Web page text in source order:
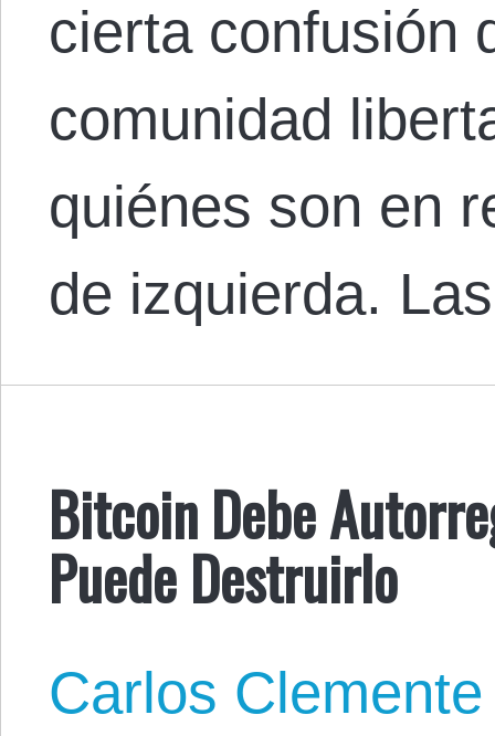
cierta confusión
comunidad
quiénes son en
de izquierda.
Bitcoin Debe
Puede Destruirlo
Carlos Clemente